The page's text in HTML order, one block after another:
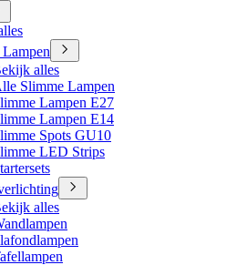
alles
Slimme Lampen
Lampen E27
Lampen E14
Spots GU10
LED Strips
alles